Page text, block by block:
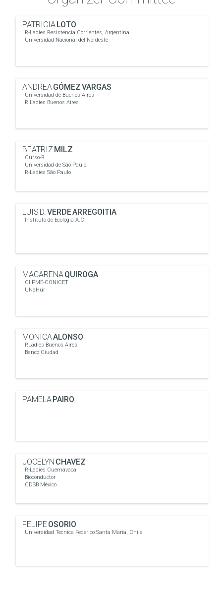
PATRICIALOTO
R-Ladies Resistencia Corrientes, Argentina
Universidad Nacional del Nordeste
ANDREAGÓMEZ VARGAS
Universidad de Buenos Aires
R Ladies Buenos Aires
BEATRIZMILZ
Curso-R
Universidad de São Paulo
R-Ladies São Paulo
LUIS D.VERDE ARREGOITIA
Instituto de Ecología A.C.
MACARENAQUIROGA
CIIPME-CONICET
UNaHur
MONICAALONSO
RLadies Buenos Aires
Banco Ciudad
PAMELAPAIRO
JOCELYN CHAVEZ
R-Ladies Cuernavaca
Bioconductor
CDSB México
FELIPE OSORIO
Universidad Técnica Federico Santa María, Chile